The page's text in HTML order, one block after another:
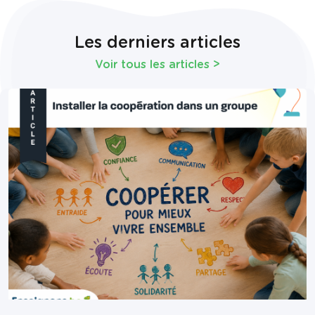
Les derniers articles
Voir tous les articles >